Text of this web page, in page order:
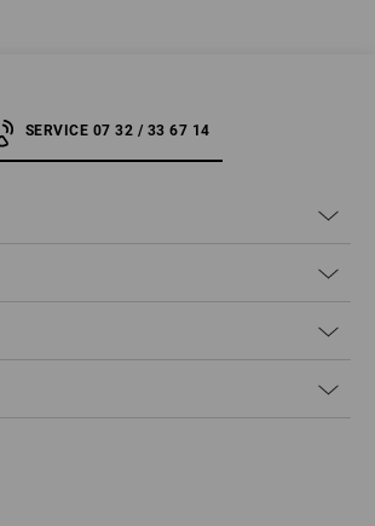
SERVICE 07 32 / 33 67 14